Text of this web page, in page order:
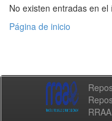
No existen entradas en
Página de inicio